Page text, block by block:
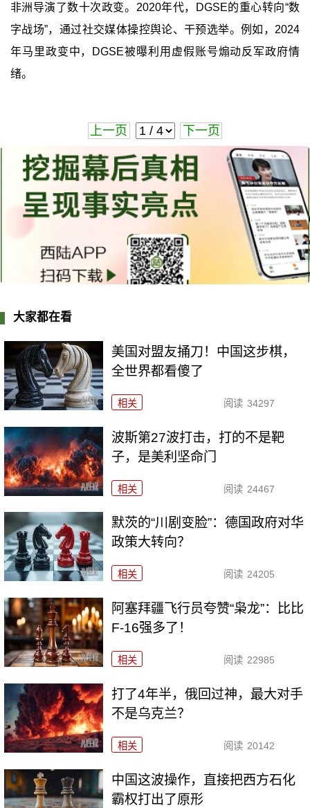
非洲导演了数十次政变。2020年代，DGSE的重心转向“数
字战场”，通过社交媒体操控舆论、干预选举。例如，2024
年马里政变中，DGSE被曝利用虚假账号煽动反军政府情
绪。
上一页 下一页
大家都在看
美国对盟友捅刀！中国这步棋，
全世界都看傻了
相关 阅读 34297
波斯第27波打击，打的不是靶
子，是美利坚命门
相关 阅读 24467
默茨的“川剧变脸”：德国政府对华
政策大转向？
相关 阅读 24205
阿塞拜疆飞行员夸赞“枭龙”：比比
F-16强多了！
相关 阅读 22985
打了4年半，俄回过神，最大对手
不是乌克兰？
相关 阅读 20142
中国这波操作，直接把西方石化
霸权打出了原形